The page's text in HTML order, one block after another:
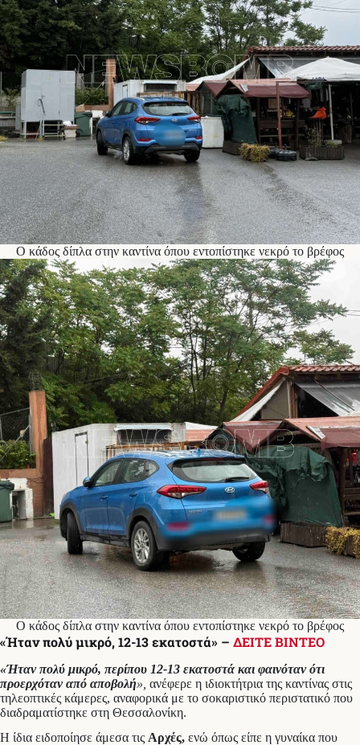
Ο κάδος δίπλα στην καντίνα όπου εντοπίστηκε νεκρό το βρέφος
Ο κάδος δίπλα στην καντίνα όπου εντοπίστηκε νεκρό το βρέφος
«Ήταν πολύ μικρό, 12-13 εκατοστά» – ΔΕΙΤΕ ΒΙΝΤΕΟ
«Ήταν πολύ μικρό, περίπου 12-13 εκατοστά και φαινόταν ότι
προερχόταν από αποβολή», ανέφερε η ιδιοκτήτρια της καντίνας στις
τηλεοπτικές κάμερες, αναφορικά με το σοκαριστικό περιστατικό που
διαδραματίστηκε στη Θεσσαλονίκη.
Η ίδια ειδοποίησε άμεσα τις Αρχές, ενώ όπως είπε η γυναίκα που